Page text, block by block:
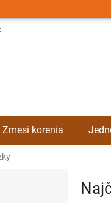
Zmesi korenia